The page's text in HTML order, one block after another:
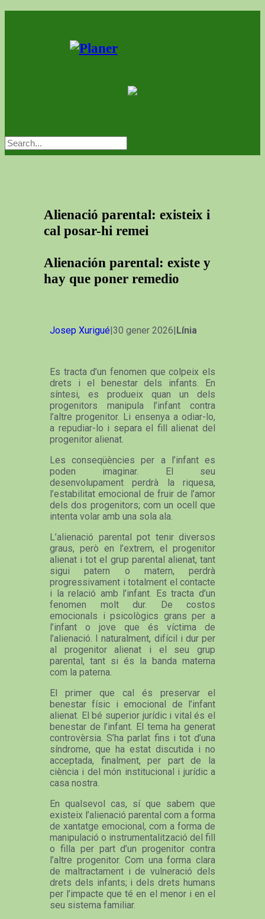
Alienació parental: existeix i
cal posar-hi remei
Alienación parental: existe y
hay que poner remedio
Josep Xurigué|30 gener 2026|Línia
Es tracta d’un fenomen que colpeix els
drets i el benestar dels infants. En
síntesi, es produeix quan un dels
progenitors manipula l’infant contra
l’altre progenitor. Li ensenya a odiar-lo,
a repudiar-lo i separa el fill alienat del
progenitor alienat.
Les conseqüències per a l’infant es
poden imaginar. El seu
desenvolupament perdrà la riquesa,
l’estabilitat emocional de fruir de l’amor
dels dos progenitors; com un ocell que
intenta volar amb una sola ala.
L’alienació parental pot tenir diversos
graus, però en l’extrem, el progenitor
alienat i tot el grup parental alienat, tant
sigui patern o matern, perdrà
progressivament i totalment el contacte
i la relació amb l’infant. Es tracta d’un
fenomen molt dur. De costos
emocionals i psicològics grans per a
l’infant o jove que és víctima de
l’alienació. I naturalment, difícil i dur per
al progenitor alienat i el seu grup
parental, tant si és la banda materna
com la paterna.
El primer que cal és preservar el
benestar físic i emocional de l’infant
alienat. El bé superior jurídic i vital és el
benestar de l’infant. El tema ha generat
controvèrsia. S’ha parlat fins i tot d’una
síndrome, que ha estat discutida i no
acceptada, finalment, per part de la
ciència i del món institucional i jurídic a
casa nostra.
En qualsevol cas, sí que sabem que
existeix l’alienació parental com a forma
de xantatge emocional, com a forma de
manipulació o instrumentalització del fill
o filla per part d’un progenitor contra
l’altre progenitor. Com una forma clara
de maltractament i de vulneració dels
drets dels infants; i dels drets humans
per l’impacte que té en el menor i en el
seu sistema familiar.